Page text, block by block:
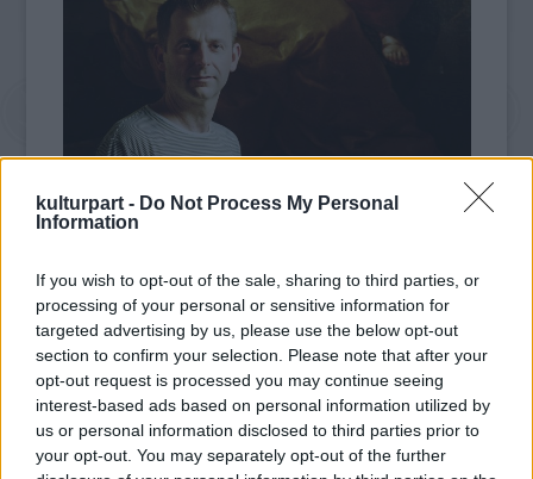
kulturpart - Do Not Process My Personal
Information
If you wish to opt-out of the sale, sharing to third parties, or
processing of your personal or sensitive information for
targeted advertising by us, please use the below opt-out
section to confirm your selection. Please note that after your
opt-out request is processed you may continue seeing
interest-based ads based on personal information utilized by
us or personal information disclosed to third parties prior to
your opt-out. You may separately opt-out of the further
Grecsó Krisztián a Szent József a gyermek Jézussal festmény
A hit témájához nyúl a megnyúzott Bertalan
apostol történetét idézőA szent bőrtelencímű
darab, Dióssi Gábor előadásában. Az isteni és
démoni ellentétre épülő szöveg az őrület
határait feszegeti, a bálványimádásról és a
változó kultuszokról beszél, részletesen
elemzi a Bertalant ért válogatott kínzásokat,